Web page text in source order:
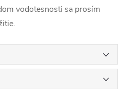
vodotesnosti sa prosím